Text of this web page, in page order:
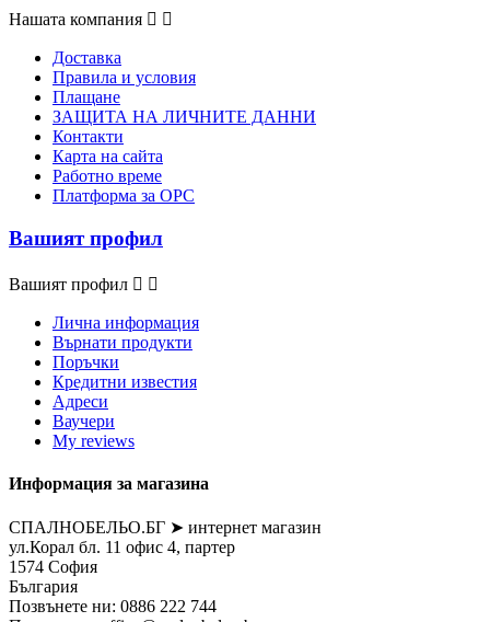
Нашата компания  
Доставка
Правила и условия
Плащане
ЗАЩИТА НА ЛИЧНИТЕ ДАННИ
Контакти
Карта на сайта
Работно време
Платформа за ОРС
Вашият профил
Вашият профил  
Лична информация
Върнати продукти
Поръчки
Кредитни известия
Адреси
Ваучери
My reviews
Информация за магазина
СПАЛНОБЕЛЬО.БГ ➤ интернет магазин
ул.Корал бл. 11 офис 4, партер
1574 София
България
Позвънете ни: 0886 222 744